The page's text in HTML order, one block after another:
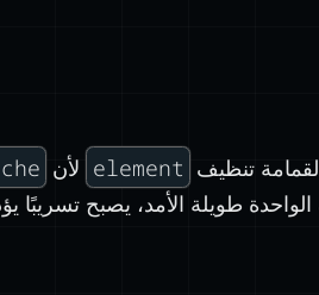
const cache = new Map();
function trackClick(element) {
تنظيف element لأن
طويلة الأمد، يصبح تسريبًا